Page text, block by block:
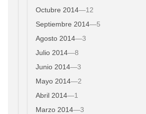
Octubre 2014—12
Septiembre 2014—5
Agosto 2014—3
Julio 2014—8
Junio 2014—3
Mayo 2014—2
Abril 2014—1
Marzo 2014—3